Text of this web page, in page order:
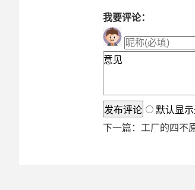
我要评论：
默认显
下一篇： 工厂的四不